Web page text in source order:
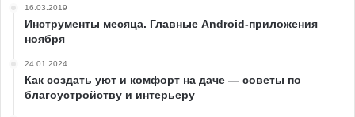
16.03.2019
Инструменты месяца. Главные Android-приложения
ноября
24.01.2024
Как создать уют и комфорт на даче — советы по
благоустройству и интерьеру